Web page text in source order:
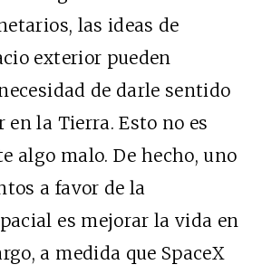
s, las ideas de
exterior pueden
de darle sentido
en la Tierra. Esto no es
algo malo. De hecho, uno
a favor de la
es mejorar la vida en
a medida que SpaceX